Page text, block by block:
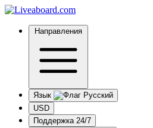
Направления
Язык
USD
Поддержка 24/7